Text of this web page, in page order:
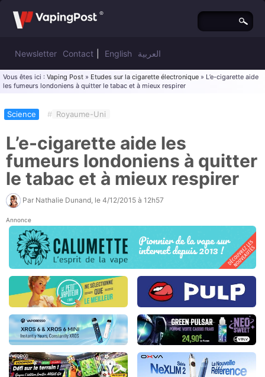
Newsletter Contact English العربية
Vous êtes ici : Vaping Post » Etudes sur la cigarette électronique » L’e-cigarette aide
les fumeurs londoniens à quitter le tabac et à mieux respirer
Science # Royaume-Uni
L’e-cigarette aide les
fumeurs londoniens à quitter
le tabac et à mieux respirer
Par Nathalie Dunand , le 4/12/2015 à 12h57
Annonce